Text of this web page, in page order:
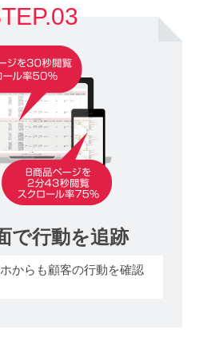
で行動を追跡
からも顧客の行動を確認